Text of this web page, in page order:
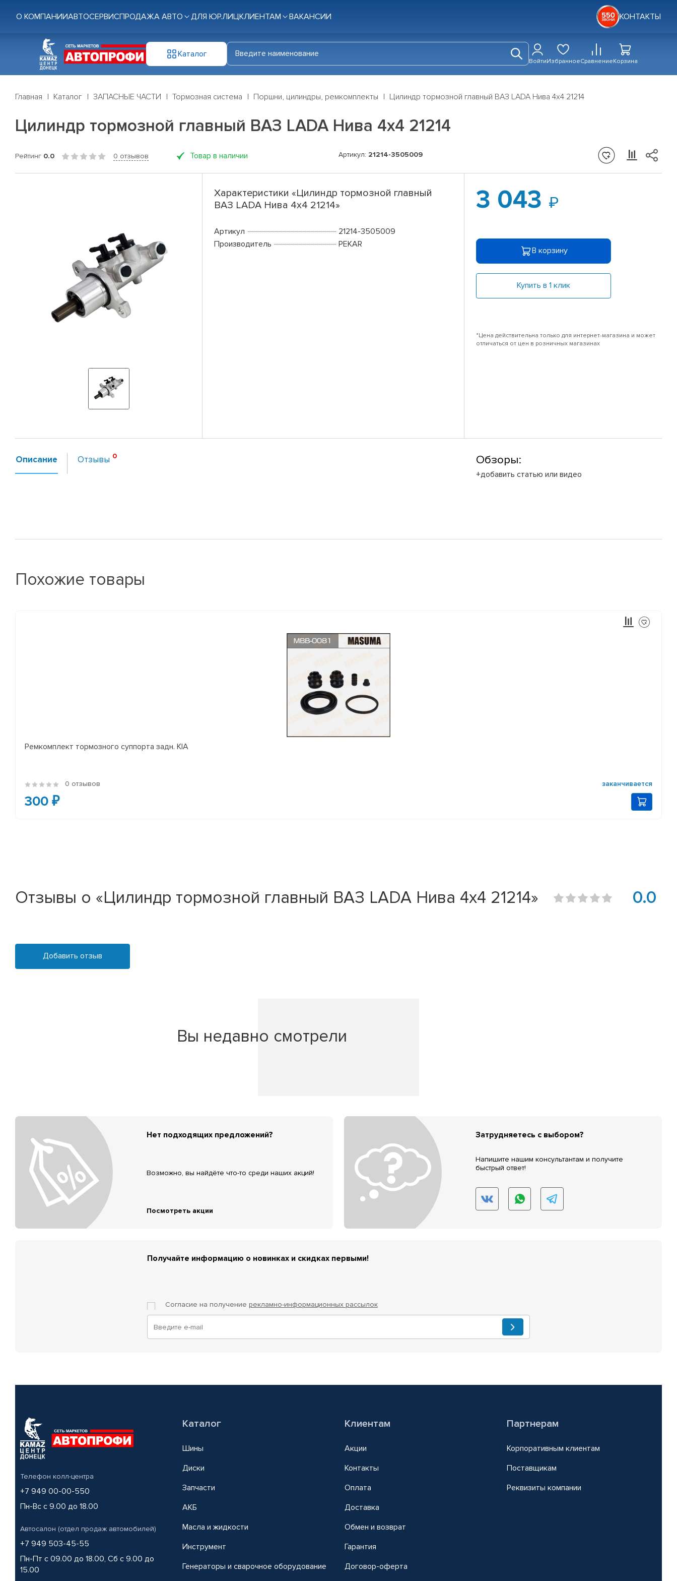
О КОМПАНИИАВТОСЕРВИСПРОДАЖА АВТО ДЛЯ ЮР.ЛИЦКЛИЕНТАМ ВАКАНСИИ КОНТАКТЫ
Каталог
ВойтиИзбранноеСравнениеКорзина
Главная Каталог ЗАПАСНЫЕ ЧАСТИ Тормозная система Поршни, цилиндры, ремкомплекты Цилиндр тормозной главный ВАЗ LADA Нива 4x4 21214
Цилиндр тормозной главный ВАЗ LADA Нива 4x4 21214
Рейтинг 0.0 0 отзывов Товар в наличии Артикул: 21214-3505009
Характеристики «Цилиндр тормозной главный
ВАЗ LADA Нива 4x4 21214»
Артикул
21214-3505009
Производитель
PEKAR
3 043
В корзину
Купить в 1 клик
*Цена действительна только для интернет-магазина и может
отличаться от цен в розничных магазинах
Описание Отзывы Обзоры:
+добавить статью или видео
Похожие товары
Ремкомплект тормозного суппорта задн. KIA
0 отзывов заканчивается
300 ₽
Отзывы о «Цилиндр тормозной главный ВАЗ LADA Нива 4x4 21214» 0.0
Добавить отзыв
Вы недавно смотрели
Нет подходящих предложений?
Возможно, вы найдёте что-то среди наших акций!
Посмотреть акции
Затрудняетесь с выбором?
Напишите нашим консультантам и получите
быстрый ответ!
Получайте информацию о новинках и скидках первыми!
Согласие на получение рекламно-информационных рассылок
Телефон колл-центра
+7 949 00-00-550
Пн-Вс с 9.00 до 18.00
Автосалон (отдел продаж автомобилей)
+7 949 503-45-55
Пн-Пт с 09.00 до 18.00, Сб с 9.00 до
15.00
Каталог
Шины
Диски
Запчасти
АКБ
Масла и жидкости
Инструмент
Генераторы и сварочное оборудование
Клиентам
Акции
Контакты
Оплата
Доставка
Обмен и возврат
Гарантия
Договор-оферта
Партнерам
Корпоративным клиентам
Поставщикам
Реквизиты компании